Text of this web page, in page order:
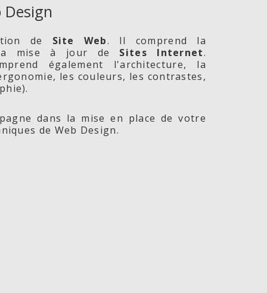
Design
de Site Web. Il comprend la
mise à jour de Sites Internet.
également l'architecture, la
les couleurs, les contrastes,
dans la mise en place de votre
de Web Design.